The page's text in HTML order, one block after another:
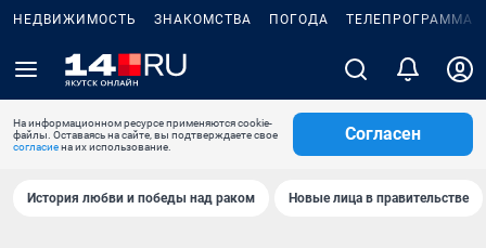
НЕДВИЖИМОСТЬ ЗНАКОМСТВА ПОГОДА ТЕЛЕПРОГРАММА
На информационном ресурсе применяются cookie-
файлы. Оставаясь на сайте, вы подтверждаете свое
согласиена их использование.
Согласен
История любви и победы над раком Новые лица в правительстве